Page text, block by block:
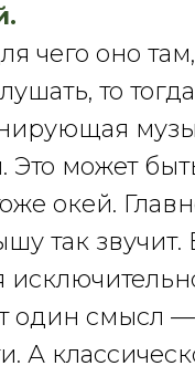
чего оно там,
то
Это может
окей.
так
смысл —
А